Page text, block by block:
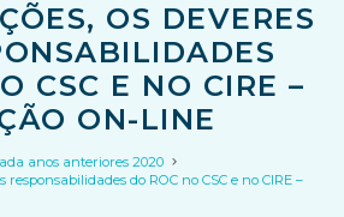
OS DEVERES
CSC E NO CIRE –
ON-LINE
anos anteriores 2020
responsabilidades do ROC no CSC e no CIRE –